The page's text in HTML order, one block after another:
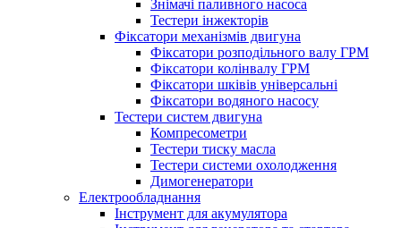
Знімачі паливного насоса
Тестери інжекторів
Фіксатори механізмів двигуна
Фіксатори розподільного валу ГРМ
Фіксатори колінвалу ГРМ
Фіксатори шківів універсальні
Фіксатори водяного насосу
Тестери систем двигуна
Компресометри
Тестери тиску масла
Тестери системи охолодження
Димогенератори
Електрообладнання
Інструмент для акумулятора